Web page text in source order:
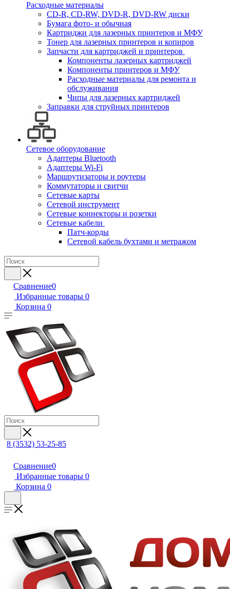
Расходные материалы
CD-R, CD-RW, DVD-R, DVD-RW диски
Бумага фото- и обычная
Картриджи для лазерных принтеров и МФУ
Тонер для лазерных принтеров и копиров
Запчасти для картриджей и принтеров
Компоненты лазерных картриджей
Компоненты принтеров и МФУ
Расходные материалы для ремонта и
обслуживания
Чипы для лазерных картриджей
Заправки для струйных принтеров
Сетевое оборудование
Адаптеры Bluetooth
Адаптеры Wi-Fi
Маршрутизаторы и роутеры
Коммутаторы и свитчи
Сетевые карты
Сетевой инструмент
Сетевые коннекторы и розетки
Сетевые кабели
Патч-корды
Сетевой кабель бухтами и метражом
Сравнение0
Избранные товары 0
Корзина 0
8 (3532) 53-25-85
Сравнение0
Избранные товары 0
Корзина 0